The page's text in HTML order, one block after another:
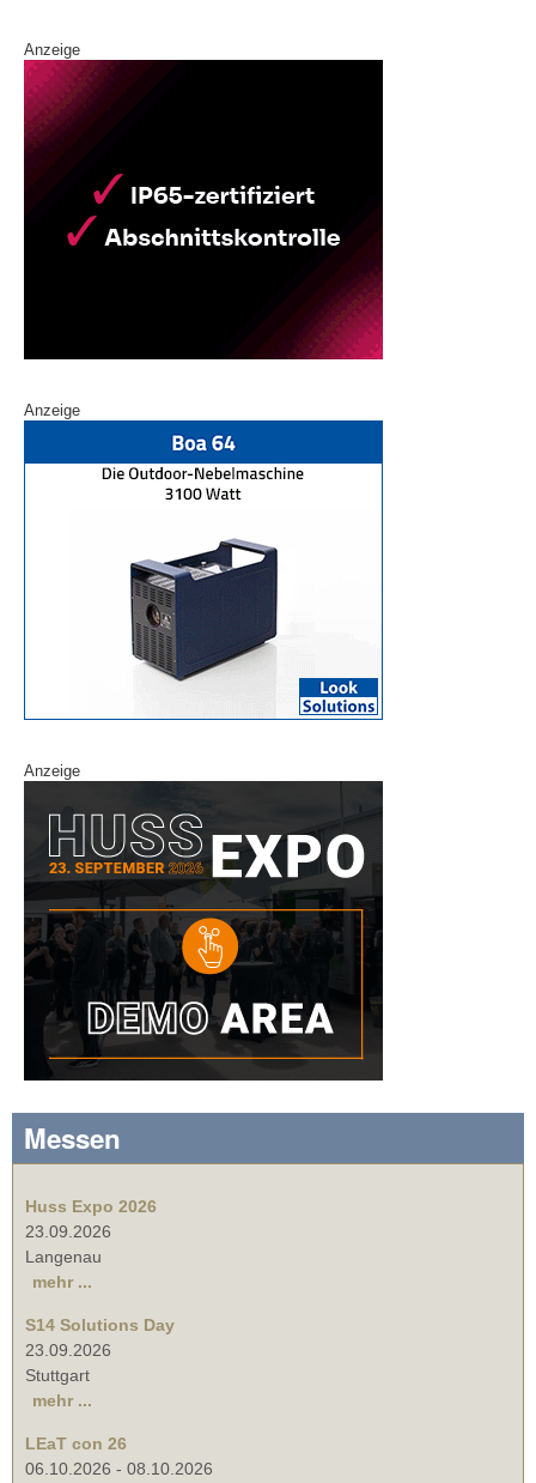
Anzeige
Anzeige
Anzeige
Messen
Huss Expo 2026
23.09.2026
Langenau
mehr ...
S14 Solutions Day
23.09.2026
Stuttgart
mehr ...
LEaT con 26
06.10.2026 - 08.10.2026